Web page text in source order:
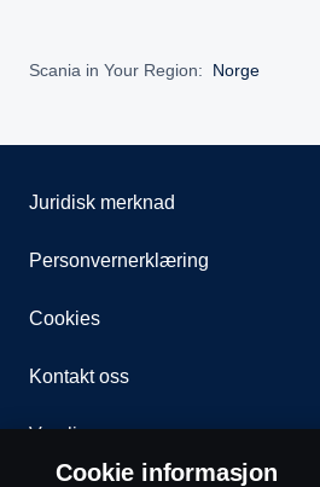
Scania in Your Region: Norge
Juridisk merknad
Personvernerklæring
Cookies
Kontakt oss
Varsling
Cookie informasjon